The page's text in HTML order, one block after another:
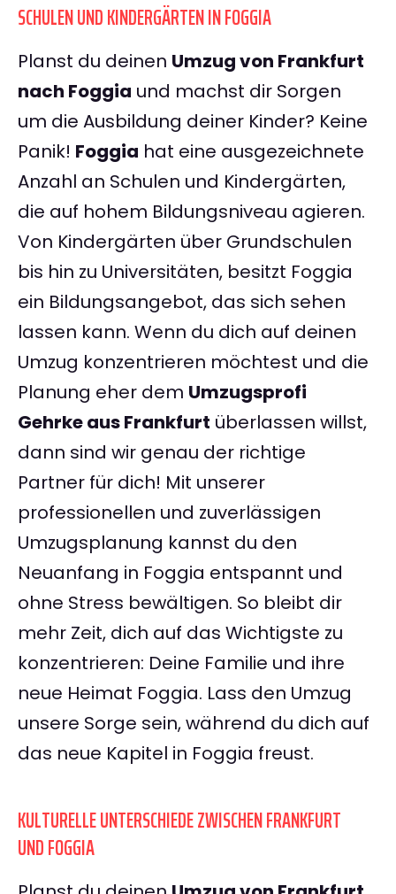
SCHULEN UND KINDERGÄRTEN IN FOGGIA
Planst du deinen Umzug von Frankfurt
nach Foggia und machst dir Sorgen
um die Ausbildung deiner Kinder? Keine
Panik! Foggia hat eine ausgezeichnete
Anzahl an Schulen und Kindergärten,
die auf hohem Bildungsniveau agieren.
Von Kindergärten über Grundschulen
bis hin zu Universitäten, besitzt Foggia
ein Bildungsangebot, das sich sehen
lassen kann. Wenn du dich auf deinen
Umzug konzentrieren möchtest und die
Planung eher dem Umzugsprofi
Gehrke aus Frankfurt überlassen willst,
dann sind wir genau der richtige
Partner für dich! Mit unserer
professionellen und zuverlässigen
Umzugsplanung kannst du den
Neuanfang in Foggia entspannt und
ohne Stress bewältigen. So bleibt dir
mehr Zeit, dich auf das Wichtigste zu
konzentrieren: Deine Familie und ihre
neue Heimat Foggia. Lass den Umzug
unsere Sorge sein, während du dich auf
das neue Kapitel in Foggia freust.
KULTURELLE UNTERSCHIEDE ZWISCHEN FRANKFURT
UND FOGGIA